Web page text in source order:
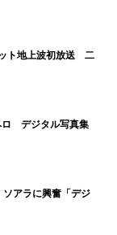
ット地上波初放送 二
ロ デジタル写真集
アラに興奮「デジ